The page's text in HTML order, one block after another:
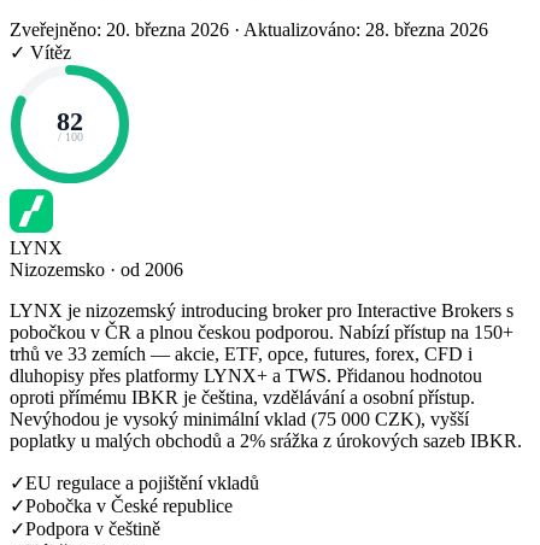
Zveřejněno: 20. března 2026 · Aktualizováno: 28. března 2026
✓ Vítěz
82
/ 100
LYNX
Nizozemsko · od 2006
LYNX je nizozemský introducing broker pro Interactive Brokers s
pobočkou v ČR a plnou českou podporou. Nabízí přístup na 150+
trhů ve 33 zemích — akcie, ETF, opce, futures, forex, CFD i
dluhopisy přes platformy LYNX+ a TWS. Přidanou hodnotou
oproti přímému IBKR je čeština, vzdělávání a osobní přístup.
Nevýhodou je vysoký minimální vklad (75 000 CZK), vyšší
poplatky u malých obchodů a 2% srážka z úrokových sazeb IBKR.
✓EU regulace a pojištění vkladů
✓Pobočka v České republice
✓Podpora v češtině